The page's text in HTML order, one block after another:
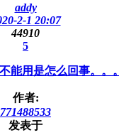
addy
2-1 20:07
44910
5
能用是怎么回事。。。
作者:
771488533
发表于